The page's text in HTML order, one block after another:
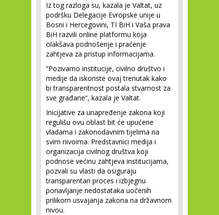
Iz tog razloga su, kazala je Valtat, uz
podršku Delegacije Evropske unije u
Bosni i Hercegovini, TI BiH i Vaša prava
BiH razvili online platformu koja
olakšava podnošenje i praćenje
zahtjeva za pristup informacijama.
“Pozivamo institucije, civilno društvo i
medije da iskoriste ovaj trenutak kako
bi transparentnost postala stvarnost za
sve građane“, kazala je Valtat.
Inicijative za unapređenje zakona koji
regulišu ovu oblast bit će upućene
vladama i zakonodavnim tijelima na
svim nivoima. Predstavnici medija i
organizacija civilnog društva koji
podnose većinu zahtjeva institucijama,
pozvali su vlasti da osiguraju
transparentan proces i izbjegnu
ponavljanje nedostataka uočenih
prilikom usvajanja zakona na državnom
nivou.